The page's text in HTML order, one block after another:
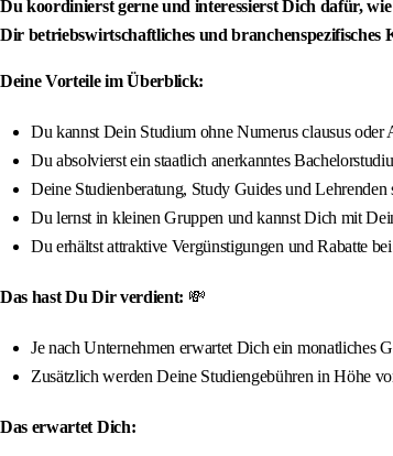
Du koordinierst gerne und interessierst Dich dafür,
Dir betriebswirtschaftliches und
Deine Vorteile im Überblick:
Du kannst Dein Studium ohne Numerus clausus oder
Du absolvierst ein staatlich anerkanntes
Deine Studienberatung, Study Guides und
Du lernst in kleinen Gruppen und kannst Dich mit
Du erhältst attraktive Vergünstigungen und Rabatte
Das hast Du Dir verdient: 💸
Je nach Unternehmen erwartet Dich ein monatliches
Zusätzlich werden Deine Studiengebühren in Höhe
Das erwartet Dich: